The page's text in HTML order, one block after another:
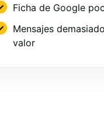
Ficha de Google
Mensajes
valor